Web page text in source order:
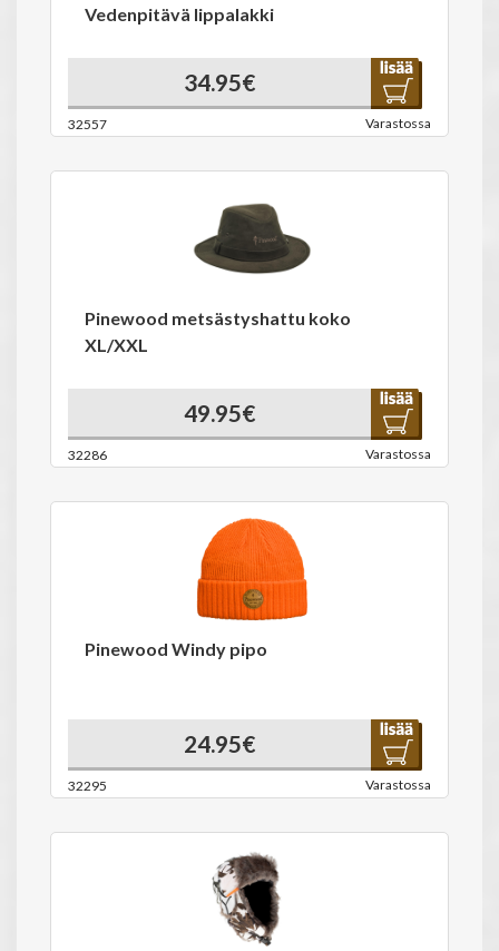
Vedenpitävä lippalakki
34.95€
32557 Varastossa
Pinewood metsästyshattu koko
XL/XXL
49.95€
32286 Varastossa
Pinewood Windy pipo
24.95€
32295 Varastossa